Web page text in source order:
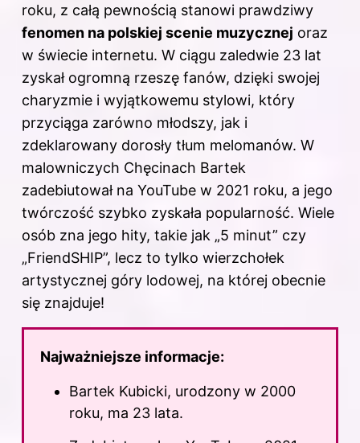
roku, z całą pewnością stanowi prawdziwy
fenomen na polskiej scenie muzycznej oraz
w świecie internetu. W ciągu zaledwie 23 lat
zyskał ogromną rzeszę fanów, dzięki swojej
charyzmie i wyjątkowemu stylowi, który
przyciąga zarówno młodszy, jak i
zdeklarowany dorosły tłum melomanów. W
malowniczych Chęcinach Bartek
zadebiutował na YouTube w 2021 roku, a jego
twórczość szybko zyskała popularność. Wiele
osób zna jego hity, takie jak „5 minut” czy
„FriendSHIP”, lecz to tylko wierzchołek
artystycznej góry lodowej, na której obecnie
się znajduje!
Najważniejsze informacje:
Bartek Kubicki, urodzony w 2000
roku, ma 23 lata.